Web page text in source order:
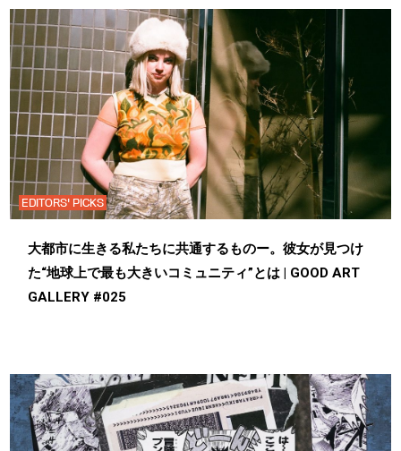
EDITORS' PICKS
大都市に生きる私たちに共通するものー。彼女が見つけ
た“地球上で最も大きいコミュニティ”とは | GOOD ART
GALLERY #025